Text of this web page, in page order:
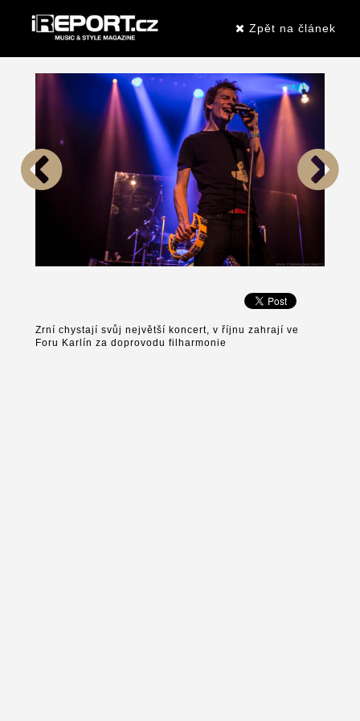
Zpět na článek
Zrní chystají svůj největší koncert, v říjnu zahrají ve
Foru Karlín za doprovodu filharmonie